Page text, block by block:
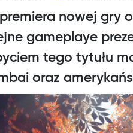
nowej gry
gameplaye
tego tytułu
oraz